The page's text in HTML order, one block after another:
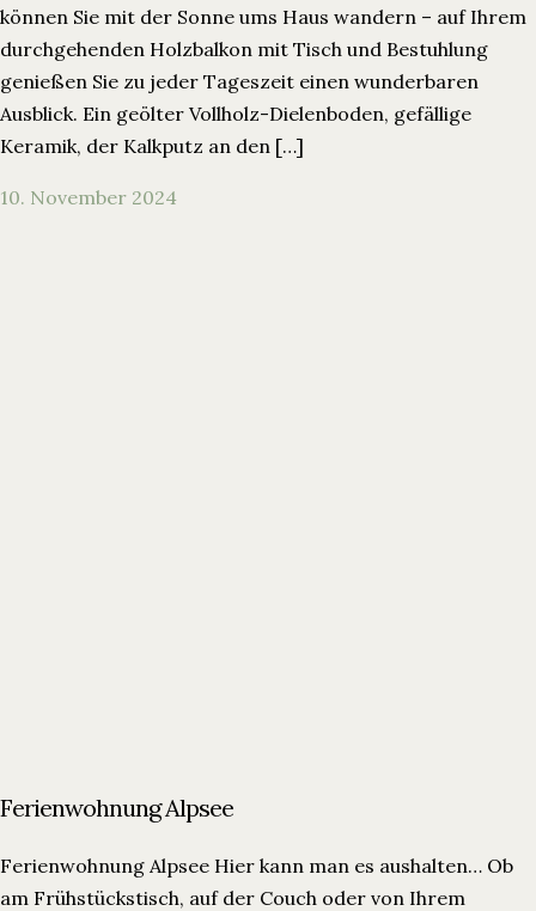
können Sie mit der Sonne ums Haus wandern – auf Ihrem
durchgehenden Holzbalkon mit Tisch und Bestuhlung
genießen Sie zu jeder Tageszeit einen wunderbaren
Ausblick. Ein geölter Vollholz-Dielenboden, gefällige
Keramik, der Kalkputz an den […]
10. November 2024
Ferienwohnung Alpsee
Ferienwohnung Alpsee Hier kann man es aushalten… Ob
am Frühstückstisch, auf der Couch oder von Ihrem